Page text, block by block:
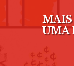
MAIS
UMA